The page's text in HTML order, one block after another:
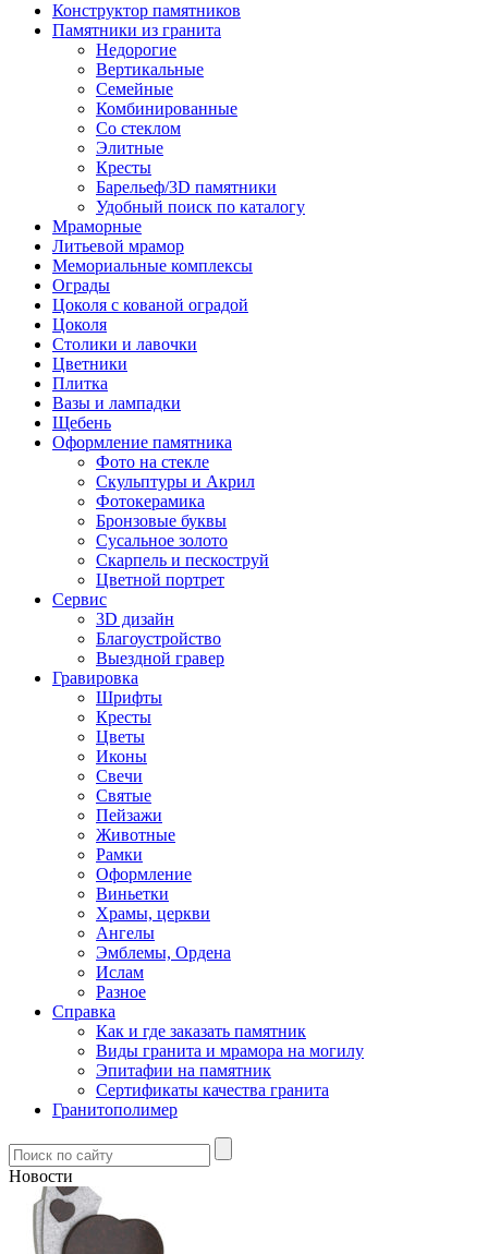
Конструктор памятников
Памятники из гранита
Недорогие
Вертикальные
Семейные
Комбинированные
Со стеклом
Элитные
Кресты
Барельеф/3D памятники
Удобный поиск по каталогу
Мраморные
Литьевой мрамор
Мемориальные комплексы
Ограды
Цоколя с кованой оградой
Цоколя
Столики и лавочки
Цветники
Плитка
Вазы и лампадки
Щебень
Оформление памятника
Фото на стекле
Скульптуры и Акрил
Фотокерамика
Бронзовые буквы
Сусальное золото
Скарпель и пескоструй
Цветной портрет
Сервис
3D дизайн
Благоустройство
Выездной гравер
Гравировка
Шрифты
Кресты
Цветы
Иконы
Свечи
Святые
Пейзажи
Животные
Рамки
Оформление
Виньетки
Храмы, церкви
Ангелы
Эмблемы, Ордена
Ислам
Разное
Справка
Как и где заказать памятник
Виды гранита и мрамора на могилу
Эпитафии на памятник
Сертификаты качества гранита
Гранитополимер
Новости